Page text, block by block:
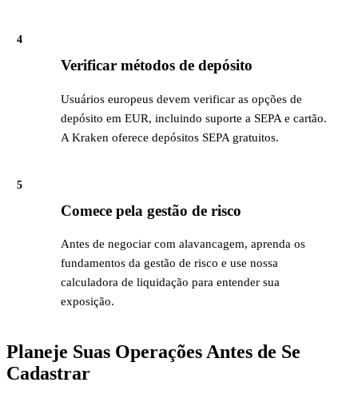
4
Verificar métodos de depósito
Usuários europeus devem verificar as opções de
depósito em EUR, incluindo suporte a SEPA e cartão.
A Kraken oferece depósitos SEPA gratuitos.
5
Comece pela gestão de risco
Antes de negociar com alavancagem, aprenda os
fundamentos da gestão de risco e use nossa
calculadora de liquidação para entender sua
exposição.
Planeje Suas Operações Antes de Se
Cadastrar